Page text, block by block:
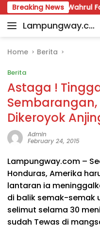
Skip
to
content
Breaking News
Wahrul Fauzi
Lampungway.co
Portal
Daerah
Terpercaya
dan
Terupdate
Home Berita
Berita
Astaga !
Sembarangan,
Dikeroyok
Admin
February 24, 2015
Lampungway.com –
Honduras, Amerika
lantaran ia
di balik semak-semak
selimut selama 30
sudah Tewas di